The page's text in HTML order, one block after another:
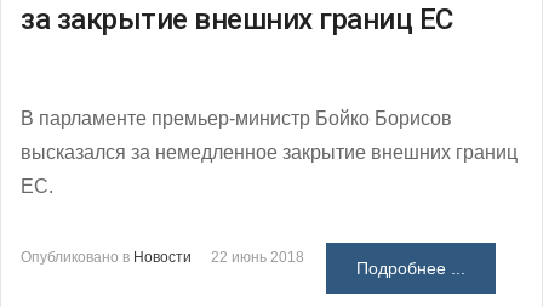
за закрытие внешних границ ЕС
В парламенте премьер-министр Бойко Борисов
высказался за немедленное закрытие внешних границ
ЕС.
Опубликовано в Новости 22 июнь 2018
Подробнее ...